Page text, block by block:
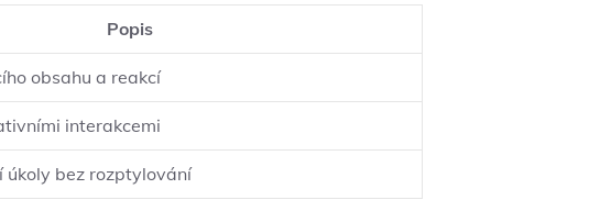
Popis
obsahu a reakcí
interakcemi
úkoly bez rozptylování